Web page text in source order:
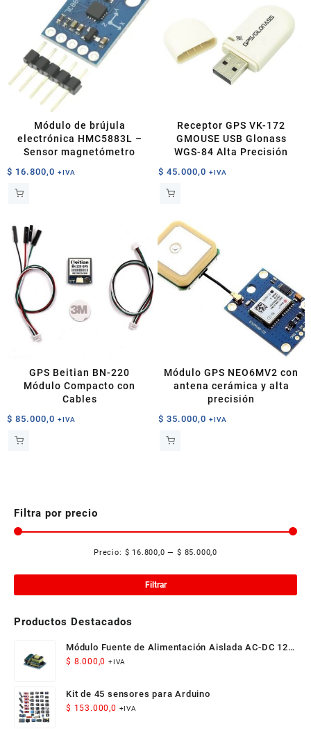
Módulo de brújula
electrónica HMC5883L –
Sensor magnetómetro
$ 16.800,0 +IVA
Receptor GPS VK-172
GMOUSE USB Glonass
WGS-84 Alta Precisión
$ 45.000,0 +IVA
GPS Beitian BN-220
Módulo Compacto con
Cables
$ 85.000,0 +IVA
Módulo GPS NEO6MV2 con
antena cerámica y alta
precisión
$ 35.000,0 +IVA
Filtra por precio
Filtrar
Precio: $ 16.800,0 — $ 85.000,0
Productos Destacados
Módulo Fuente de Alimentación Aislada AC-DC 12V
300mA 3.5W
$ 8.000,0 +IVA
Kit de 45 sensores para Arduino
$ 153.000,0 +IVA